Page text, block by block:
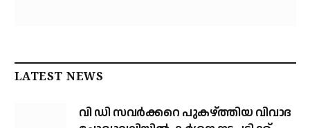
LATEST NEWS
വി ഡി സവര്‍ക്കറെ പുകഴ്ത്തിയ വിവാദ